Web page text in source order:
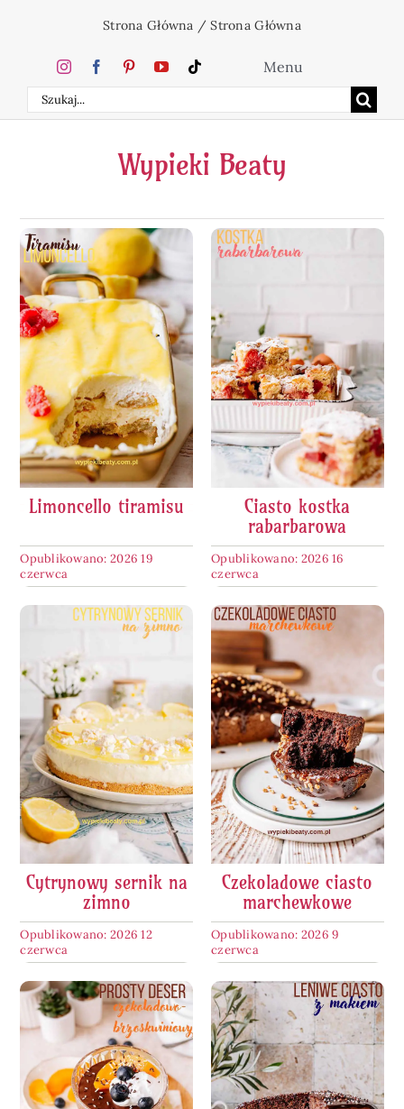
zawartości
Strona Główna /Strona Główna
Szukaj
Menu
Home
Ciasta
Napoje
Pieczywo
Przetwory
Posiłki
Zdrowo i fit
Kuchnie świata
SKLEP
Polski
Wypieki Beaty
Limoncello tiramisu
Opublikowano: 2026 19
czerwca
Ciasto kostka
rabarbarowa
Opublikowano: 2026 16
czerwca
Cytrynowy sernik na
zimno
Opublikowano: 2026 12
czerwca
Czekoladowe ciasto
marchewkowe
Opublikowano: 2026 9
czerwca